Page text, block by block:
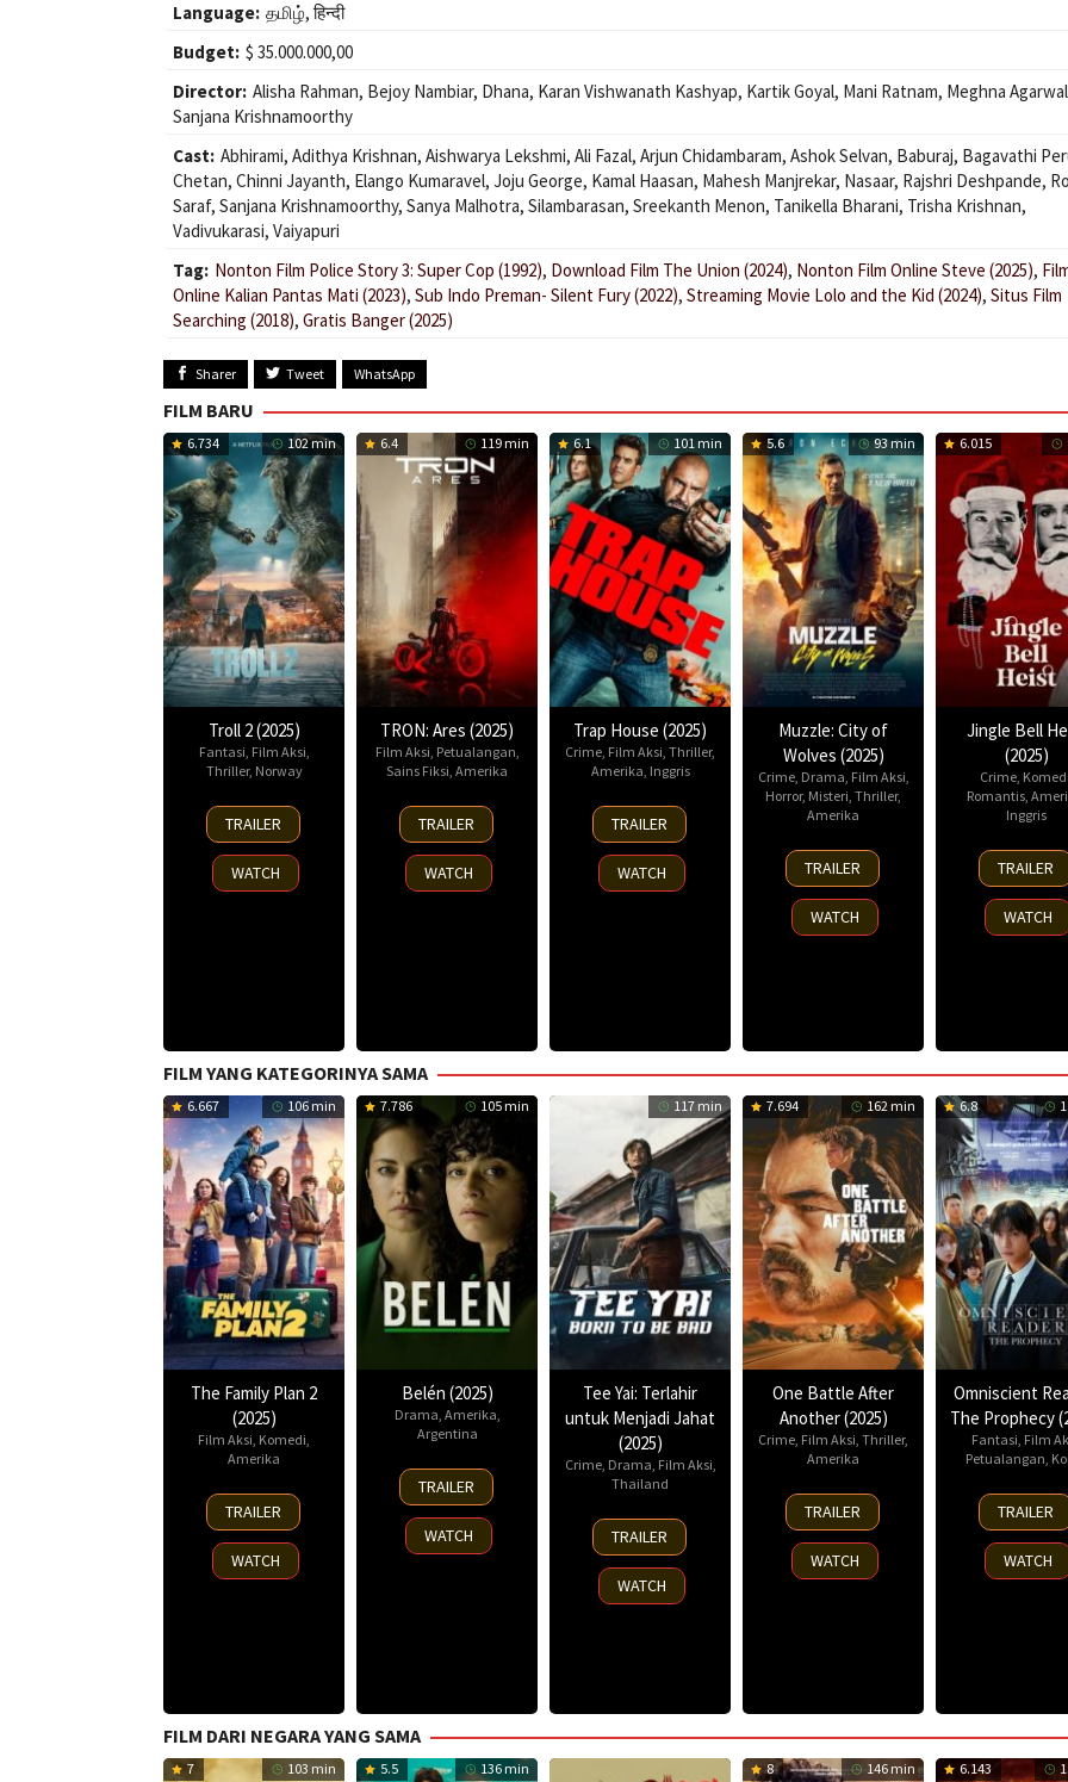
Language: தமிழ், हिन्दी
Budget: $ 35.000.000,00
Director: Alisha Rahman, Bejoy Nambiar, Dhana, Karan Vishwanath Kashyap, Kartik Goyal, Mani Ratnam, Meghna Agarwal
Sanjana Krishnamoorthy
Cast: Abhirami, Adithya Krishnan, Aishwarya Lekshmi, Ali Fazal, Arjun Chidambaram, Ashok Selvan, Baburaj, Bagavathi
Chetan, Chinni Jayanth, Elango Kumaravel, Joju George, Kamal Haasan, Mahesh Manjrekar, Nasaar, Rajshri Deshpande,
Saraf, Sanjana Krishnamoorthy, Sanya Malhotra, Silambarasan, Sreekanth Menon, Tanikella Bharani, Trisha Krishnan,
Vadivukarasi, Vaiyapuri
Tag: Nonton Film Police Story 3: Super Cop (1992), Download Film The Union (2024), Nonton Film Online Steve (2025),
Online Kalian Pantas Mati (2023), Sub Indo Preman- Silent Fury (2022), Streaming Movie Lolo and the Kid (2024), Situs Film
Searching (2018), Gratis Banger (2025)
Sharer Tweet WhatsApp
FILM BARU
6.734 102 min
Troll 2 (2025)
Fantasi, Film Aksi,
Thriller, Norway
30
Nov
2025
TRAILER
WATCH
6.4 119 min
TRON: Ares (2025)
Film Aksi, Petualangan,
Sains Fiksi, Amerika
8
Oct
2025
TRAILER
WATCH
6.1 101 min
Trap House (2025)
Crime, Film Aksi, Thriller,
Amerika, Inggris
14
Nov
2025
TRAILER
WATCH
5.6 93 min
Muzzle: City of
Wolves (2025)
Crime, Drama, Film Aksi,
Horror, Misteri, Thriller,
Amerika
13
Nov
2025
TRAILER
WATCH
6.015
Jingle Bell
(2025)
Crime,
Romantis,
Inggris
25
Nov
2025
TRAILER
WATCH
FILM YANG KATEGORINYA SAMA
6.667 106 min
The Family Plan 2
(2025)
Film Aksi, Komedi,
Amerika
11
Nov
2025
TRAILER
WATCH
7.786 105 min
Belén (2025)
Drama, Amerika,
Argentina
18
Sep
2025
TRAILER
WATCH
117 min
Tee Yai: Terlahir
untuk Menjadi Jahat
(2025)
Crime, Drama, Film Aksi,
Thailand
13
Nov
2025
TRAILER
WATCH
7.694 162 min
One Battle After
Another (2025)
Crime, Film Aksi, Thriller,
Amerika
23
Sep
2025
TRAILER
WATCH
6.8
Omniscient
The Prophecy
Fantasi, Film
Petualangan,
23
Jul
2025
TRAILER
WATCH
FILM DARI NEGARA YANG SAMA
7 103 min 5.5 136 min 8 146 min 6.143